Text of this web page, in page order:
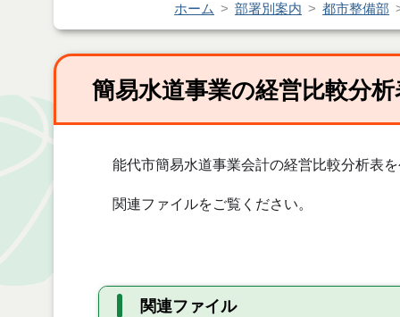
ホーム 部署別案内 都市整備部
簡易水道事業の経営比較分
能代市簡易水道事業会計の経営比較分析表
関連ファイルをご覧ください。
関連ファイル